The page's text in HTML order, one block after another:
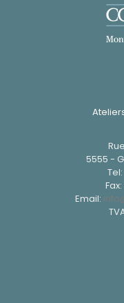
5555 -
Tel:
Email: